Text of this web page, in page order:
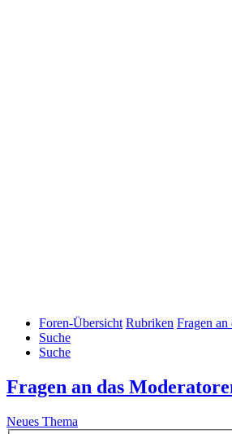
Foren-Übersicht Rubriken Fragen an
Suche
Suche
Fragen an das
Neues Thema